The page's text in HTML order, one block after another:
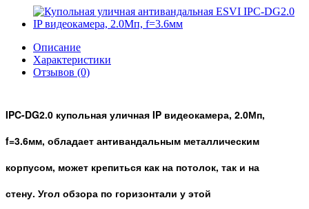
Описание
Характеристики
Отзывов (0)
IPC-DG2.0 купольная уличная IP видеокамера, 2.0Мп,
f=3.6мм, обладает антивандальным металлическим
корпусом, может крепиться как на потолок, так и на
стену. Угол обзора по горизонтали у этой